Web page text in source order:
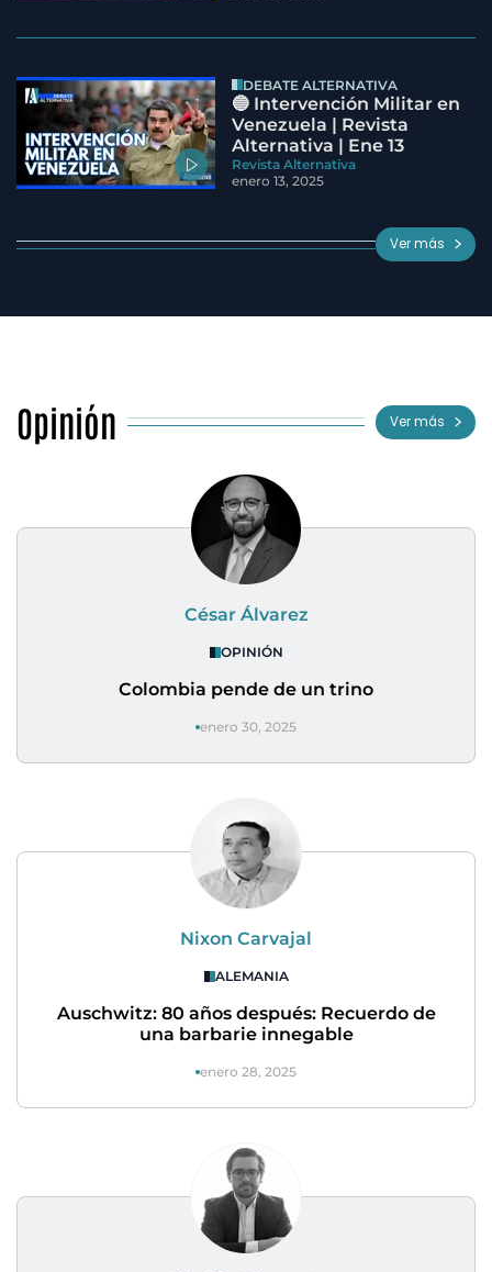
DEBATE ALTERNATIVA
🔵 Intervención Militar en
Venezuela | Revista
Alternativa | Ene 13
Revista Alternativa
enero 13, 2025
Ver más
Opinión Ver más
César Álvarez
OPINIÓN
Colombia pende de un trino
enero 30, 2025
Nixon Carvajal
ALEMANIA
Auschwitz: 80 años después: Recuerdo de
una barbarie innegable
enero 28, 2025